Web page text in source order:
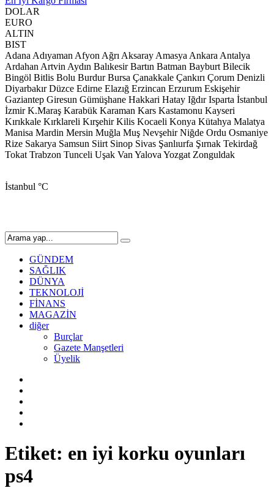
DOLAR
EURO
ALTIN
BIST
Adana Adıyaman Afyon Ağrı Aksaray Amasya Ankara Antalya
Ardahan Artvin Aydın Balıkesir Bartın Batman Bayburt Bilecik
Bingöl Bitlis Bolu Burdur Bursa Çanakkale Çankırı Çorum Denizli
Diyarbakır Düzce Edirne Elazığ Erzincan Erzurum Eskişehir
Gaziantep Giresun Gümüşhane Hakkari Hatay Iğdır Isparta İstanbul
İzmir K.Maraş Karabük Karaman Kars Kastamonu Kayseri
Kırıkkale Kırklareli Kırşehir Kilis Kocaeli Konya Kütahya Malatya
Manisa Mardin Mersin Muğla Muş Nevşehir Niğde Ordu Osmaniye
Rize Sakarya Samsun Siirt Sinop Sivas Şanlıurfa Şırnak Tekirdağ
Tokat Trabzon Tunceli Uşak Van Yalova Yozgat Zonguldak
İstanbul °C
GÜNDEM
SAĞLIK
DÜNYA
TEKNOLOJİ
FİNANS
MAGAZİN
diğer
Burçlar
Gazete Manşetleri
Üyelik
Etiket: en iyi korku oyunları
ps4